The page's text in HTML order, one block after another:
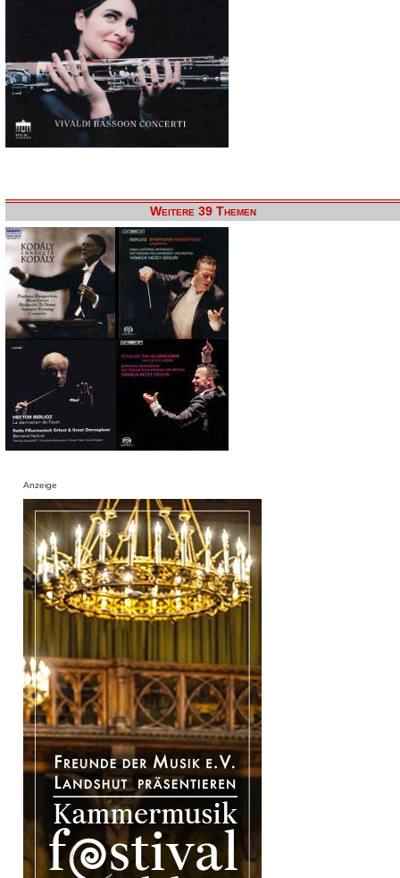
Weitere 39 Themen
Anzeige